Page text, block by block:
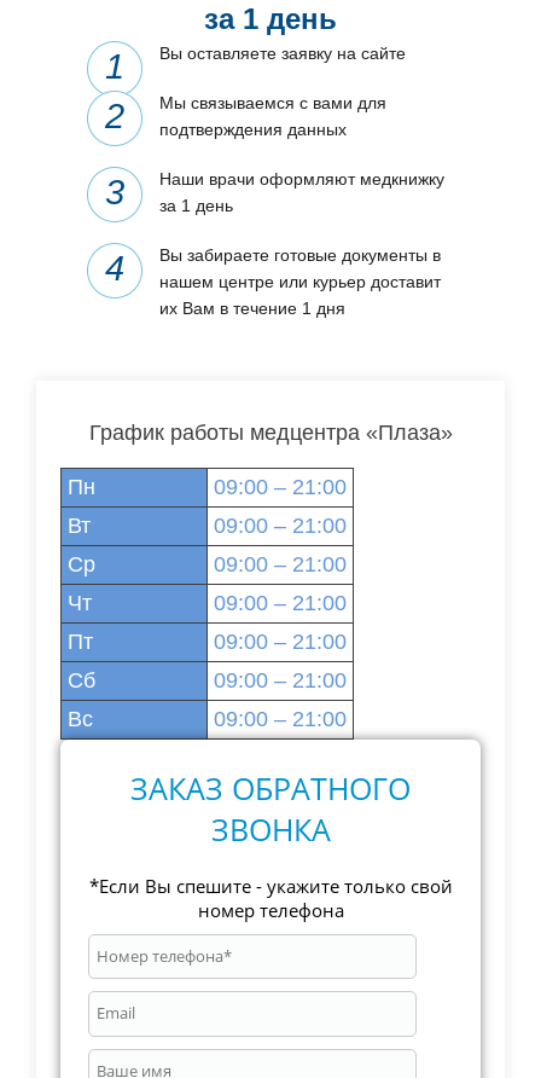
за 1 день
Вы оставляете заявку на сайте
Мы связываемся с вами для
подтверждения данных
Наши врачи оформляют медкнижку
за 1 день
Вы забираете готовые документы в
нашем центре или курьер доставит
их Вам в течение 1 дня
График работы медцентра «Плаза»
Пн
09:00 – 21:00
Вт
09:00 – 21:00
Ср
09:00 – 21:00
Чт
09:00 – 21:00
Пт
09:00 – 21:00
Сб
09:00 – 21:00
Вс
09:00 – 21:00
ЗАКАЗ ОБРАТНОГО
ЗВОНКА
*Если Вы спешите - укажите только свой
номер телефона